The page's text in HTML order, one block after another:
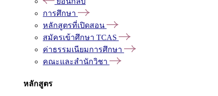
การศึกษา
หลักสูตรที่เปิดสอน
สมัครเข้าศึกษา TCAS
ค่าธรรมเนียมการศึกษา
คณะและสำนักวิชา
หลักสูตร